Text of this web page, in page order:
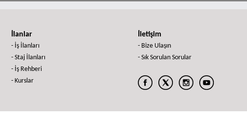
İlanlar
- İş İlanları
- Staj İlanları
- İş Rehberi
- Kurslar
İletişim
- Bize Ulaşın
- Sık Sorulan Sorular